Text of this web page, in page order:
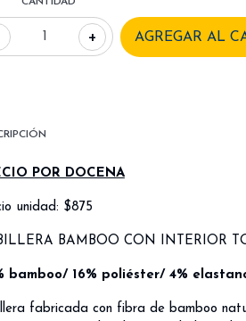
+
POR DOCENA
unidad: $875
BAMBOO CON INTERIOR
bamboo/ 16% poliéster/ 4%
fabricada con fibra de bamboo